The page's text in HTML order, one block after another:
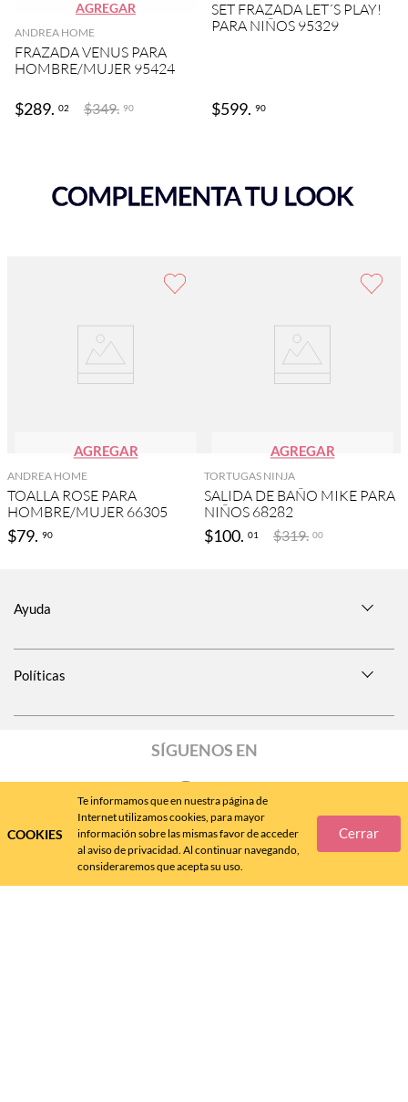
COOKIES
Te informamos que en nuestra página de
Internet utilizamos cookies, para mayor
información sobre las mismas favor de acceder
al aviso de privacidad. Al continuar navegando,
consideraremos que acepta su uso.
Cerrar
AGREGAR
ANDREA HOME
FRAZADA VENUS PARA
HOMBRE/MUJER 95424
$289. 02 $349. 90
SET FRAZADA LET´S PLAY!
PARA NIÑOS 95329
$599. 90
AGREGAR
ANDREA HOME
TOALLA ROSE PARA
HOMBRE/MUJER 66305
$79. 90
AGREGAR
TORTUGAS NINJA
SALIDA DE BAÑO MIKE PARA
NIÑOS 68282
$100. 01 $319. 00
Ayuda
Políticas
SÍGUENOS EN
CallCenter477 788 4600